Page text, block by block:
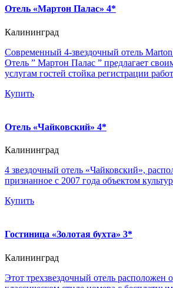
Отель «Мартон Палас» 4*
Калининград
Современный 4-звездочный отель
Отель ” Мартон Палас ” предлагает
услугам гостей стойка регистрации
Купить
Отель «Чайковский» 4*
Калининград
4 звездочный отель «Чайковский»,
признанное с 2007 года объектом
Купить
Гостиница «Золотая бухта» 3*
Калининград
Этот трехзвездочный отель